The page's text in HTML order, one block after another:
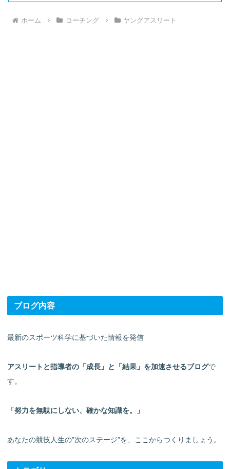
ホーム コーチング ヤングアスリート
ブログ内容
最新のスポーツ科学に基づいた情報を発信
アスリートと指導者の「成長」と「結果」を加速させるブログで
す。
「努力を無駄にしない、確かな知識を。」
あなたの競技人生の”次のステージ”を、ここからつくりましょう。